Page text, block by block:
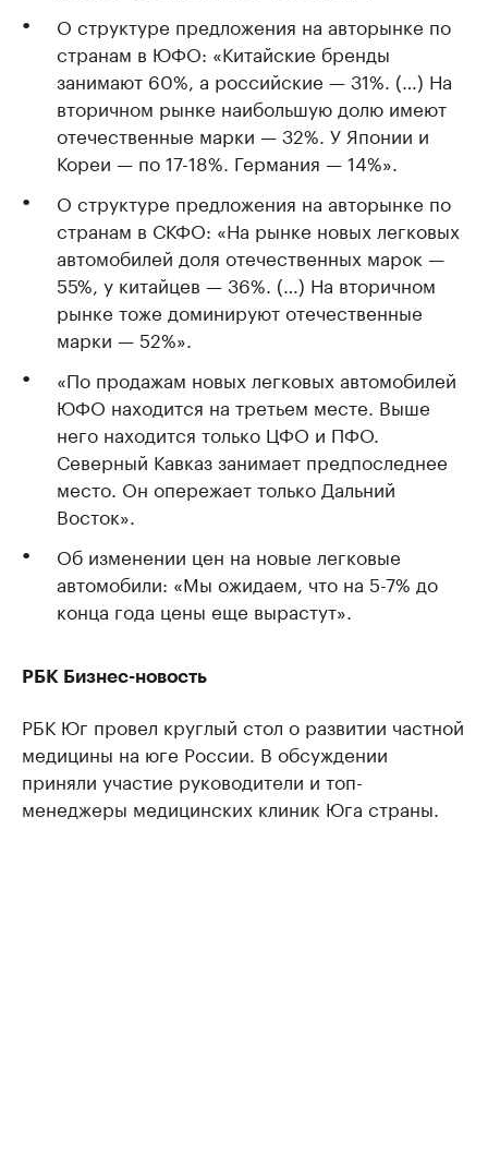
О структуре предложения на авторынке по
странам в ЮФО: «Китайские бренды
занимают 60%, а российские — 31%. (…) На
вторичном рынке наибольшую долю имеют
отечественные марки — 32%. У Японии и
Кореи — по 17-18%. Германия — 14%».
О структуре предложения на авторынке по
странам в СКФО: «На рынке новых легковых
автомобилей доля отечественных марок —
55%, у китайцев — 36%. (…) На вторичном
рынке тоже доминируют отечественные
марки — 52%».
«По продажам новых легковых автомобилей
ЮФО находится на третьем месте. Выше
него находится только ЦФО и ПФО.
Северный Кавказ занимает предпоследнее
место. Он опережает только Дальний
Восток».
Об изменении цен на новые легковые
автомобили: «Мы ожидаем, что на 5-7% до
конца года цены еще вырастут».
РБК Бизнес-новость
РБК Юг провел круглый стол о развитии частной
медицины на юге России. В обсуждении
приняли участие руководители и топ-
менеджеры медицинских клиник Юга страны.